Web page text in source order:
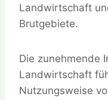
Landwirtschaft
Brutgebiete.
Die zunehmende
Landwirtschaft
Nutzungsweise